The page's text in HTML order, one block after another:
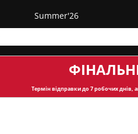
Summer'26
Термін відправкидо 7 робочих днів,